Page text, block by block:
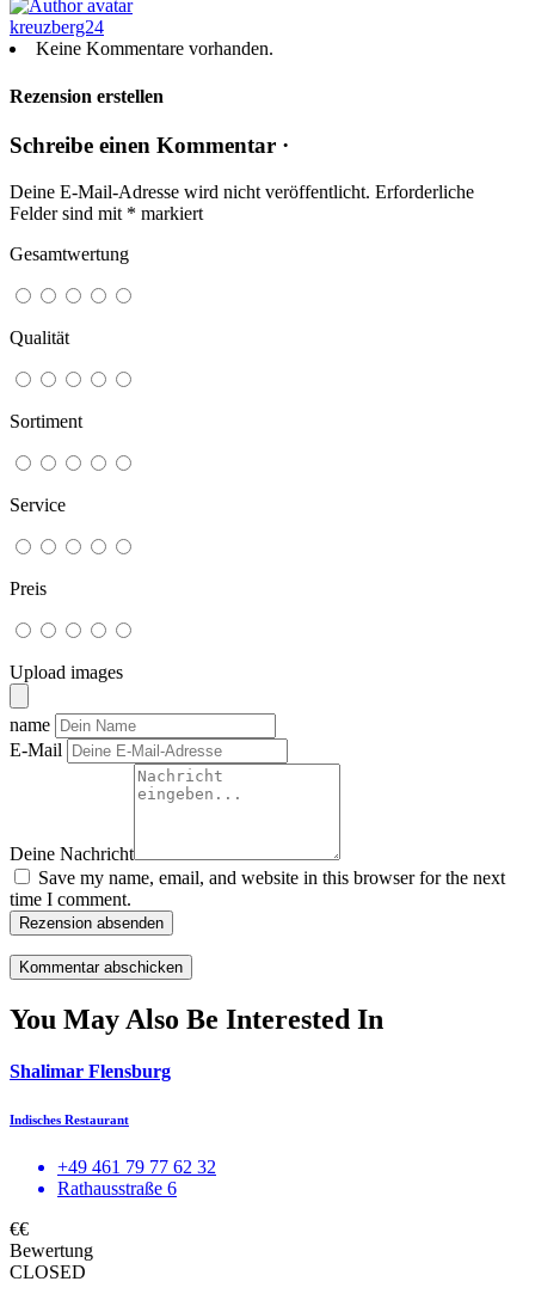
kreuzberg24
Keine Kommentare vorhanden.
Rezension erstellen
Schreibe einen Kommentar ·
Deine E-Mail-Adresse wird nicht veröffentlicht. Erforderliche
Felder sind mit * markiert
Gesamtwertung
Qualität
Sortiment
Service
Preis
Upload images
name
E-Mail
Deine Nachricht
Save my name, email, and website in this browser for the next
time I comment.
Rezension absenden
You May Also Be Interested In
Shalimar Flensburg
Indisches Restaurant
+49 461 79 77 62 32
Rathausstraße 6
€€
Bewertung
CLOSED